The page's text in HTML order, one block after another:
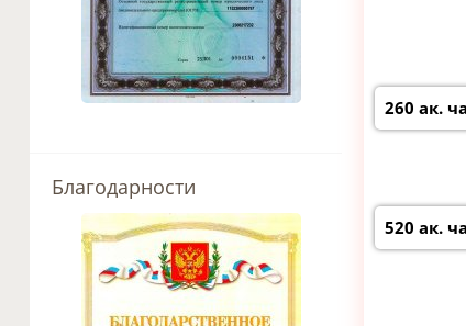
Благодарности
260 ак.
520 ак.